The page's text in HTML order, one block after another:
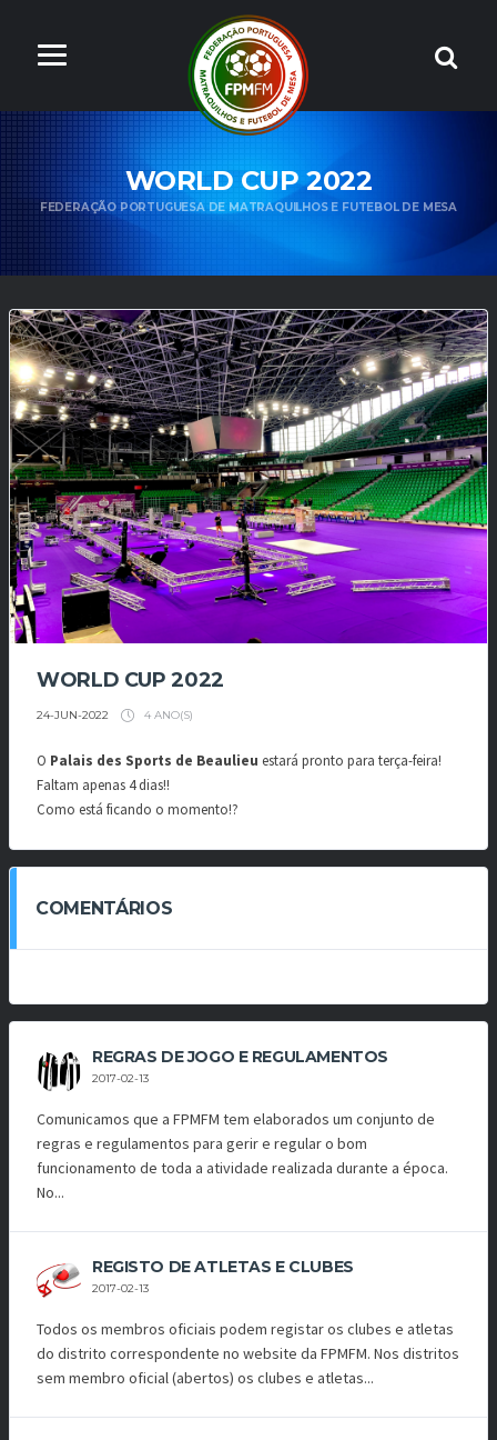
WORLD CUP 2022
FEDERAÇÃO PORTUGUESA DE MATRAQUILHOS E FUTEBOL DE MESA
WORLD CUP 2022
24-JUN-2022 4 ANO(S)
O Palais des Sports de Beaulieu estará pronto para terça-feira!
Faltam apenas 4 dias!!
Como está ficando o momento!?
COMENTÁRIOS
REGRAS DE JOGO E REGULAMENTOS
2017-02-13
Comunicamos que a FPMFM tem elaborados um conjunto de
regras e regulamentos para gerir e regular o bom
funcionamento de toda a atividade realizada durante a época.
No...
REGISTO DE ATLETAS E CLUBES
2017-02-13
Todos os membros oficiais podem registar os clubes e atletas
do distrito correspondente no website da FPMFM. Nos distritos
sem membro oficial (abertos) os clubes e atletas...